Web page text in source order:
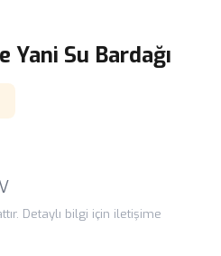
Yani Su Bardağı
Detaylı bilgi için iletişime